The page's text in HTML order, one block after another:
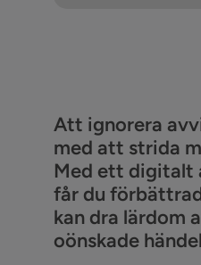
Att ignorera
med att strida
Med ett digitalt
får du
kan dra lärdom
oönskade